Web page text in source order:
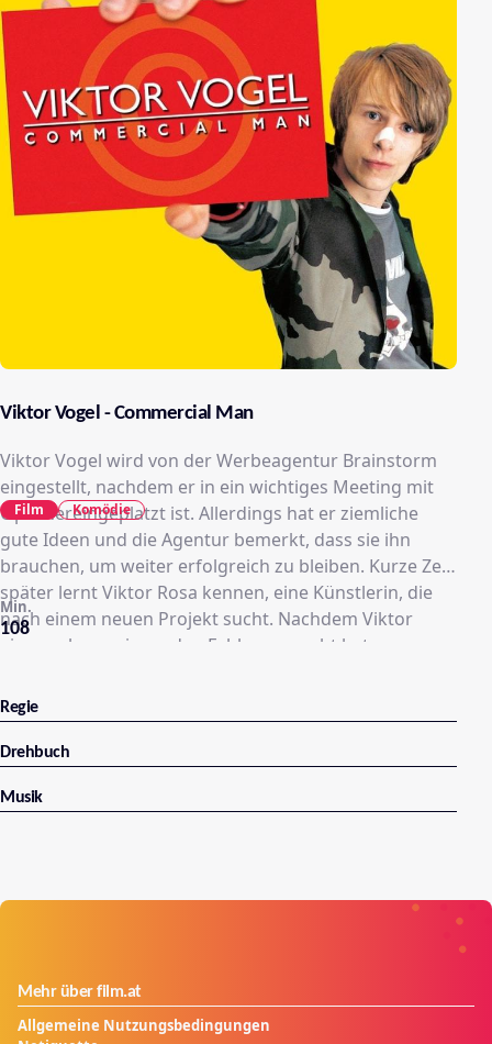
Viktor Vogel - Commercial Man
Viktor Vogel wird von der Werbeagentur Brainstorm
eingestellt, nachdem er in ein wichtiges Meeting mit
Opel hereingeplatzt ist. Allerdings hat er ziemliche
gute Ideen und die Agentur bemerkt, dass sie ihn
brauchen, um weiter erfolgreich zu bleiben. Kurze Zeit
später lernt Viktor Rosa kennen, eine Künstlerin, die
nach einem neuen Projekt sucht. Nachdem Viktor
einen schwerwiegenden Fehler gemacht hat, muss er
108
Min.
Film Komödie
Regie
Drehbuch
Musik
Mehr über film.at
Allgemeine Nutzungsbedingungen